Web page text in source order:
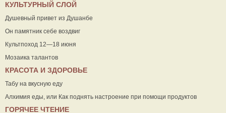
КУЛЬТУРНЫЙ СЛОЙ
Душевный привет из Душанбе
Он памятник себе воздвиг
Культпоход 12—18 июня
Мозаика талантов
КРАСОТА И ЗДОРОВЬЕ
Табу на вкусную еду
Алхимия еды, или Как поднять настроение при помощи продуктов
ГОРЯЧЕЕ ЧТЕНИЕ